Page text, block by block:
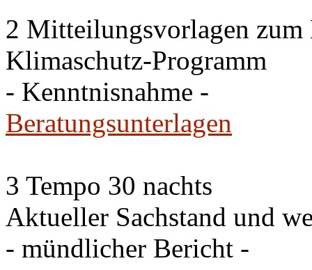
2 Mitteilungsvorlagen zum
Klimaschutz-Programm
- Kenntnisnahme -
Beratungsunterlagen
3 Tempo 30 nachts
Aktueller Sachstand und
- mündlicher Bericht -